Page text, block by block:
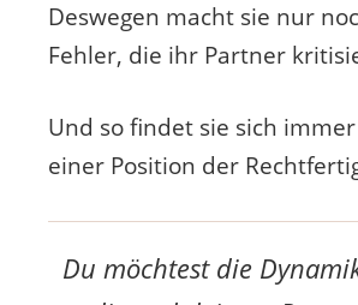
Deswegen macht sie nur
Fehler, die ihr Partner
Und so findet sie sich
einer Position der
Du möchtest die